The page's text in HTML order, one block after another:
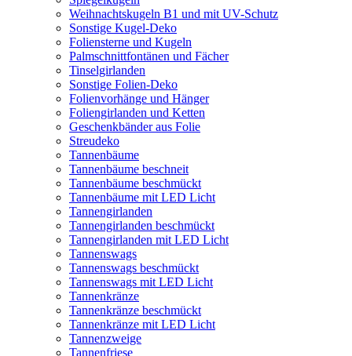
Weihnachtskugeln B1 und mit UV-Schutz
Sonstige Kugel-Deko
Foliensterne und Kugeln
Palmschnittfontänen und Fächer
Tinselgirlanden
Sonstige Folien-Deko
Folienvorhänge und Hänger
Foliengirlanden und Ketten
Geschenkbänder aus Folie
Streudeko
Tannenbäume
Tannenbäume beschneit
Tannenbäume beschmückt
Tannenbäume mit LED Licht
Tannengirlanden
Tannengirlanden beschmückt
Tannengirlanden mit LED Licht
Tannenswags
Tannenswags beschmückt
Tannenswags mit LED Licht
Tannenkränze
Tannenkränze beschmückt
Tannenkränze mit LED Licht
Tannenzweige
Tannenfriese